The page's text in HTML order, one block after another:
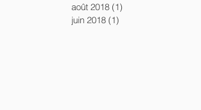
août 2018 (1)
juin 2018 (1)